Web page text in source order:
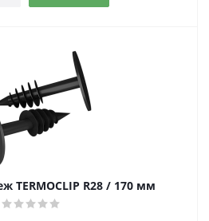
TERMOCLIP R28 / 170 мм